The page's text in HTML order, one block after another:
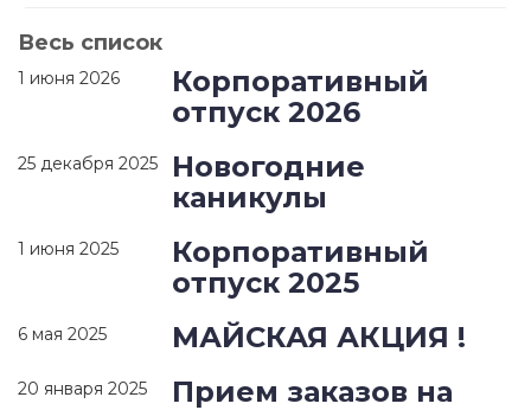
Весь список
1 июня 2026
Корпоративный
отпуск 2026
25 декабря 2025
Новогодние
каникулы
1 июня 2025
Корпоративный
отпуск 2025
6 мая 2025 МАЙСКАЯ АКЦИЯ !
20 января 2025
Прием заказов на